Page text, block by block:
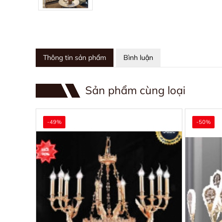
Thông tin sản phẩm Bình luận
Sản phẩm cùng loại
-49% -50%